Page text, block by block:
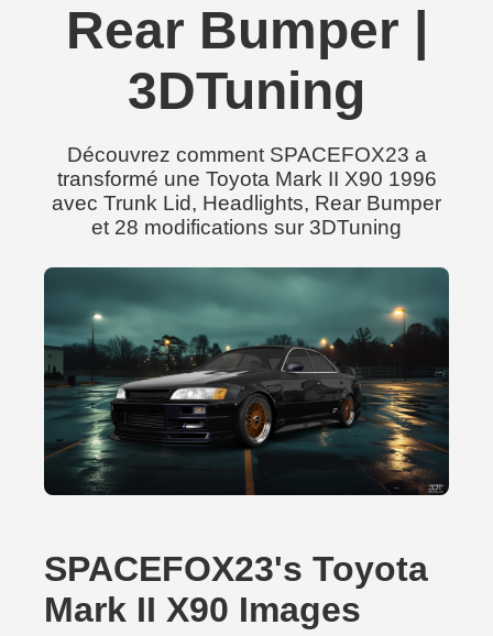
Rear Bumper |
3DTuning
Découvrez comment SPACEFOX23 a
transformé une Toyota Mark II X90 1996
avec Trunk Lid, Headlights, Rear Bumper
et 28 modifications sur 3DTuning
SPACEFOX23's Toyota
Mark II X90 Images